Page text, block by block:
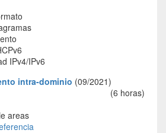
IPv4/IPv6
intra-dominio (09/2021)
(6 horas)
areas